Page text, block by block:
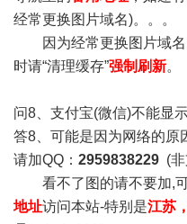
经常更换图片域名)。。。
因为经常更换图片域名
时请“清理缓存”强制刷新。
问8、支付宝(微信)不能显
答8、可能是因为网络的原
请加QQ： 2959838229 (
看不了图的请不要加,可
地址访问本站-特别是江苏